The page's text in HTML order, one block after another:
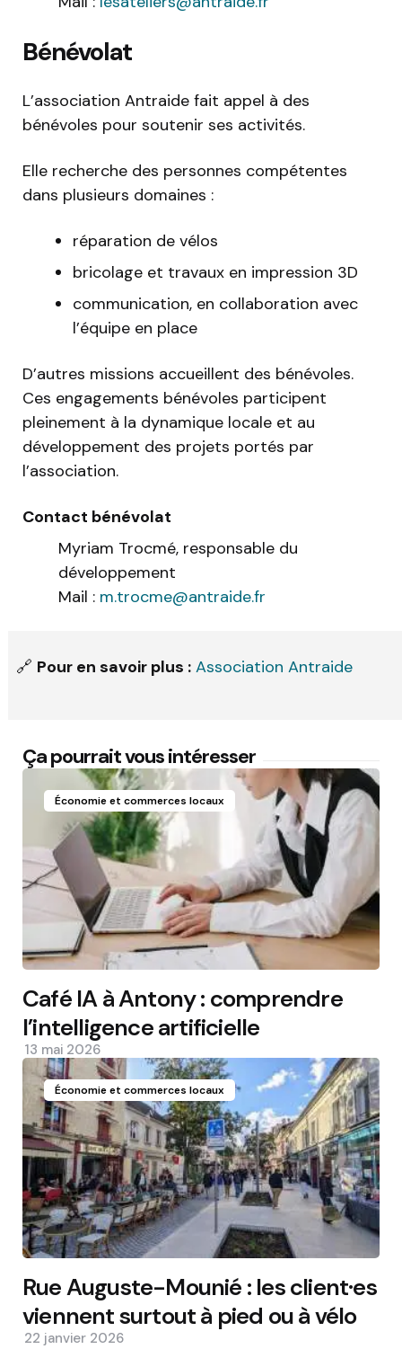
Bénévolat
L’association Antraide fait appel à des
bénévoles pour soutenir ses activités.
Elle recherche des personnes compétentes
dans plusieurs domaines :
réparation de vélos
bricolage et travaux en impression 3D
communication, en collaboration avec
l’équipe en place
D’autres missions accueillent des bénévoles.
Ces engagements bénévoles participent
pleinement à la dynamique locale et au
développement des projets portés par
l’association.
Contact bénévolat
Myriam Trocmé, responsable du
développement
Mail : m.trocme@antraide.fr
🔗 Pour en savoir plus : Association Antraide
Ça pourrait vous intéresser
Économie et commerces locaux
Café IA à Antony : comprendre
l’intelligence artificielle
13 mai 2026
Économie et commerces locaux
Rue Auguste-Mounié : les client·es
viennent surtout à pied ou à vélo
22 janvier 2026